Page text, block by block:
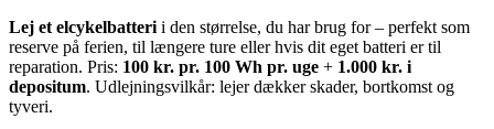
Lej et elcykelbatteri i den størrelse, du har brug for – perfekt som
reserve på ferien, til længere ture eller hvis dit eget batteri er til
reparation. Pris: 100 kr. pr. 100 Wh pr. uge + 1.000 kr. i
depositum. Udlejningsvilkår: lejer dækker skader, bortkomst og
tyveri.